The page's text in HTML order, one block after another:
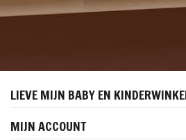
LIEVE MIJN BABY EN
MIJN ACCOUNT